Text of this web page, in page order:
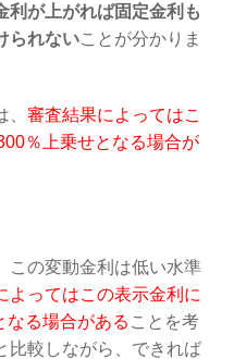
利が上がれば固定金利も
られないことが分かりま
、審査結果によってはこ
％上乗せとなる場合が
この変動金利は低い水準
よってはこの表示金利に
なる場合がある ことを考
比較しながら、できれば